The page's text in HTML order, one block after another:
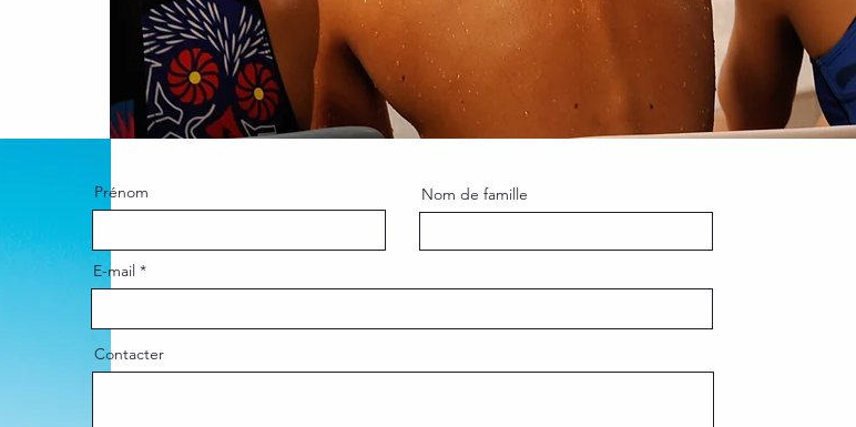
Prénom Nom de famille
E-mail
Contacter